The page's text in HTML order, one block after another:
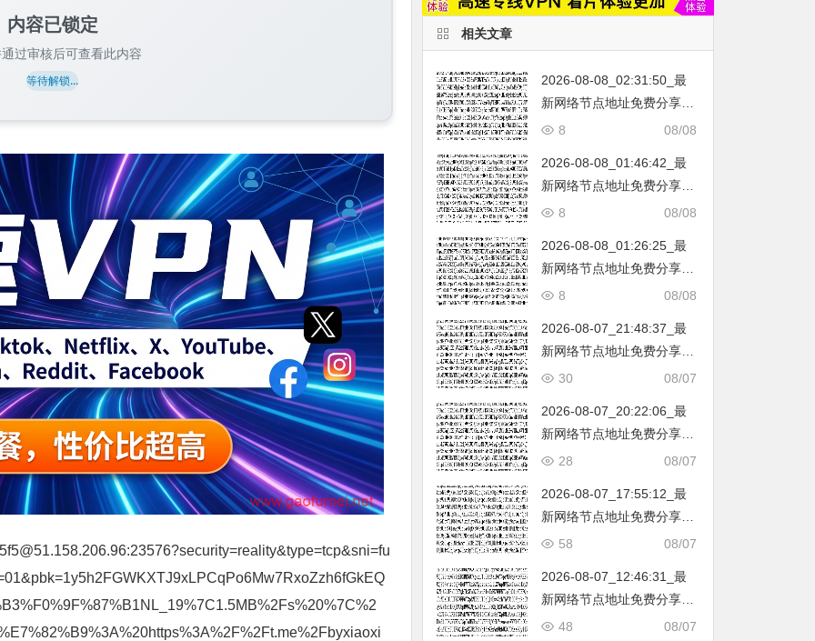
内容已锁定
过审核后可查看此内容
等待解锁...
…
相关文章
2026-08-08_02:31:50_最
新网络节点地址免费分享…
不定期更新…开放免费分享
韩国|新加坡|台湾|马来西亚|
…
08/08
8
2026-08-08_01:46:42_最
新网络节点地址免费分享…
不定期更新…开放免费分享
韩国|新加坡|台湾|马来西亚|
…
08/08
8
2026-08-08_01:26:25_最
新网络节点地址免费分享…
不定期更新…开放免费分享
韩国|新加坡|台湾|马来西亚|
…
08/08
8
2026-08-07_21:48:37_最
新网络节点地址免费分享…
不定期更新…开放免费分享
韩国|新加坡|台湾|马来西亚|
…
08/07
30
2026-08-07_20:22:06_最
新网络节点地址免费分享…
不定期更新…开放免费分享
韩国|新加坡|台湾|马来西亚|
…
08/07
28
2026-08-07_17:55:12_最
新网络节点地址免费分享…
不定期更新…开放免费分享
韩国|新加坡|台湾|马来西亚|
…
08/07
58
2026-08-07_12:46:31_最
新网络节点地址免费分享…
不定期更新…开放免费分享
08/07
48